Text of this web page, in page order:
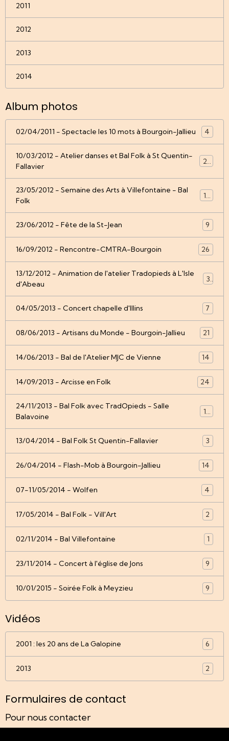
2011
2012
2013
2014
Album photos
02/04/2011 - Spectacle les 10 mots à Bourgoin-Jallieu 4
10/03/2012 - Atelier danses et Bal Folk à St Quentin-
Fallavier
22
23/05/2012 - Semaine des Arts à Villefontaine - Bal
Folk
12
23/06/2012 - Fête de la St-Jean 9
16/09/2012 - Rencontre-CMTRA-Bourgoin 26
13/12/2012 - Animation de l'atelier Tradopieds à L'Isle
d'Abeau
3
04/05/2013 - Concert chapelle d'Illins 7
08/06/2013 - Artisans du Monde - Bourgoin-Jallieu 21
14/06/2013 - Bal de l'Atelier MJC de Vienne 14
14/09/2013 - Arcisse en Folk 24
24/11/2013 - Bal Folk avec TradOpieds - Salle
Balavoine
12
13/04/2014 - Bal Folk St Quentin-Fallavier 3
26/04/2014 - Flash-Mob à Bourgoin-Jallieu 14
07-11/05/2014 - Wolfen 4
17/05/2014 - Bal Folk - Vill'Art 2
02/11/2014 - Bal Villefontaine 1
23/11/2014 - Concert à l'église de Jons 9
10/01/2015 - Soirée Folk à Meyzieu 9
Vidéos
2001 : les 20 ans de La Galopine 6
2013 2
Formulaires de contact
Pour nous contacter